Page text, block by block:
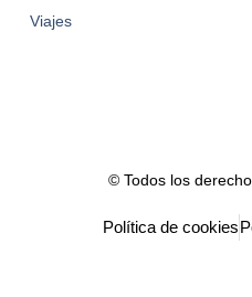
Viajes
© Todos los
Política de cookies